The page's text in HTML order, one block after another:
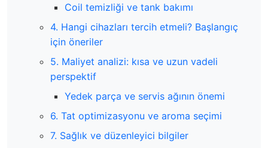
Coil temizliği ve tank bakımı
4. Hangi cihazları tercih etmeli? Başlangıç
için öneriler
5. Maliyet analizi: kısa ve uzun vadeli
perspektif
Yedek parça ve servis ağının önemi
6. Tat optimizasyonu ve aroma seçimi
7. Sağlık ve düzenleyici bilgiler